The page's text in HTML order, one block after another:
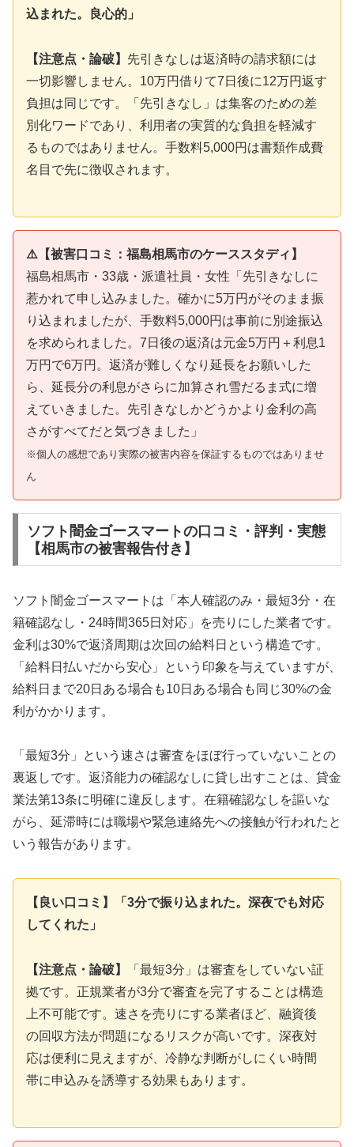
込まれた。良心的」
【注意点・論破】 先引きなしは返済時の請求額には
一切影響しません。10万円借りて7日後に12万円返す
負担は同じです。「先引きなし」は集客のための差
別化ワードであり、利用者の実質的な負担を軽減す
るものではありません。手数料5,000円は書類作成費
名目で先に徴収されます。
⚠️【被害口コミ：福島相馬市のケーススタディ】
福島相馬市・33歳・派遣社員・女性「先引きなしに
惹かれて申し込みました。確かに5万円がそのまま振
り込まれましたが、手数料5,000円は事前に別途振込
を求められました。7日後の返済は元金5万円＋利息1
万円で6万円。返済が難しくなり延長をお願いした
ら、延長分の利息がさらに加算され雪だるま式に増
えていきました。先引きなしかどうかより金利の高
さがすべてだと気づきました」
※個人の感想であり実際の被害内容を保証するものではありませ
ん
ソフト闇金ゴースマートの口コミ・評判・実態
【相馬市の被害報告付き】
ソフト闇金ゴースマートは「本人確認のみ・最短3分・在
籍確認なし・24時間365日対応」を売りにした業者です。
金利は30%で返済周期は次回の給料日という構造です。
「給料日払いだから安心」という印象を与えていますが、
給料日まで20日ある場合も10日ある場合も同じ30%の金
利がかかります。
「最短3分」という速さは審査をほぼ行っていないことの
裏返しです。返済能力の確認なしに貸し出すことは、貸金
業法第13条に明確に違反します。在籍確認なしを謳いな
がら、延滞時には職場や緊急連絡先への接触が行われたと
いう報告があります。
【良い口コミ】「3分で振り込まれた。深夜でも対応
してくれた」
【注意点・論破】
「最短3分」は審査をしていない証
拠です。正規業者が3分で審査を完了することは構造
上不可能です。速さを売りにする業者ほど、融資後
の回収方法が問題になるリスクが高いです。深夜対
応は便利に見えますが、冷静な判断がしにくい時間
帯に申込みを誘導する効果もあります。